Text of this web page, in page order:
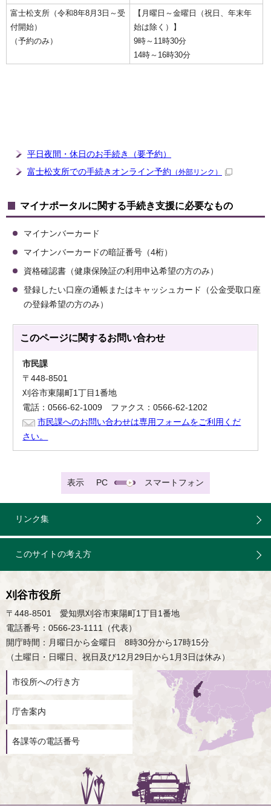
富士松支所（令和8年8月3日～受
付開始）
（予約のみ）
【月曜日～金曜日（祝日、年末年
始は除く）】
9時～11時30分
14時～16時30分
平日夜間・休日のお手続き（要予約）
富士松支所での手続きオンライン予約 （外部リンク）
マイナポータルに関する手続き支援に必要なもの
マイナンバーカード
マイナンバーカードの暗証番号（4桁）
資格確認書（健康保険証の利用申込希望の方のみ）
登録したい口座の通帳またはキャッシュカード（公金受取口座
の登録希望の方のみ）
このページに関するお問い合わせ
市民課
〒448-8501
刈谷市東陽町1丁目1番地
電話：0566-62-1009 ファクス：0566-62-1202
市民課へのお問い合わせは専用フォームをご利用くだ
さい。
表示 PC スマートフォン
リンク集
このサイトの考え方
刈谷市役所
〒448-8501 愛知県刈谷市東陽町1丁目1番地
電話番号：0566-23-1111（代表）
開庁時間：月曜日から金曜日 8時30分から17時15分
（土曜日・日曜日、祝日及び12月29日から1月3日は休み）
市役所への行き方
庁舎案内
各課等の電話番号